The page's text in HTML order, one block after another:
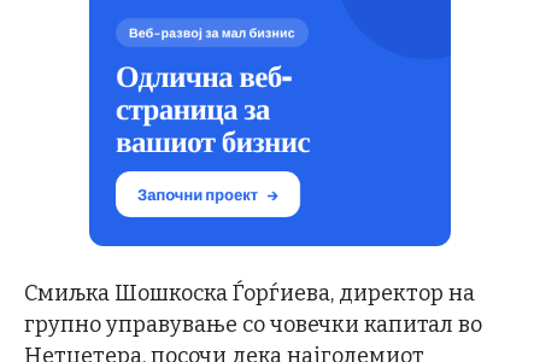
Смиљка Шошкоска Ѓорѓиева, директор на
групно управување со човечки капитал во
Нетцетера, посочи дека најголемиот